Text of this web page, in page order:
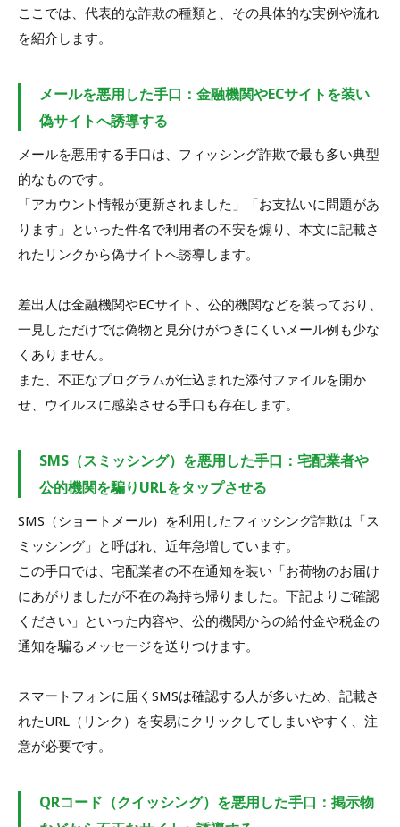
ここでは、代表的な詐欺の種類と、その具体的な実例や流れ
を紹介します。
メールを悪用した手口：金融機関やECサイトを装い
偽サイトへ誘導する
メールを悪用する手口は、フィッシング詐欺で最も多い典型
的なものです。
「アカウント情報が更新されました」「お支払いに問題があ
ります」といった件名で利用者の不安を煽り、本文に記載さ
れたリンクから偽サイトへ誘導します。
差出人は金融機関やECサイト、公的機関などを装っており、
一見しただけでは偽物と見分けがつきにくいメール例も少な
くありません。
また、不正なプログラムが仕込まれた添付ファイルを開か
せ、ウイルスに感染させる手口も存在します。
SMS（スミッシング）を悪用した手口：宅配業者や
公的機関を騙りURLをタップさせる
SMS（ショートメール）を利用したフィッシング詐欺は「ス
ミッシング」と呼ばれ、近年急増しています。
この手口では、宅配業者の不在通知を装い「お荷物のお届け
にあがりましたが不在の為持ち帰りました。下記よりご確認
ください」といった内容や、公的機関からの給付金や税金の
通知を騙るメッセージを送りつけます。
スマートフォンに届くSMSは確認する人が多いため、記載さ
れたURL（リンク）を安易にクリックしてしまいやすく、注
意が必要です。
QRコード（クイッシング）を悪用した手口：掲示物